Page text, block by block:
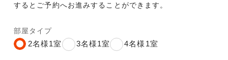
するとご予約へお進みすることができます。
部屋タイプ
2名様1室 3名様1室 4名様1室